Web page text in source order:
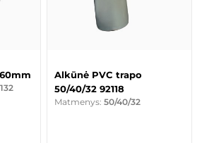
Alkūnė PVC trapo
50/40/32 92118
Matmenys: 50/40/32